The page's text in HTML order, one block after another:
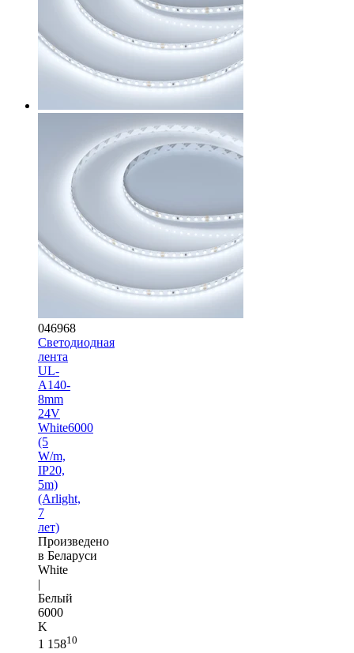
046968
Светодиодная
лента
UL-
A140-
8mm
24V
White6000
(5
W/m,
IP20,
5m)
(Arlight,
7
лет)
Произведено
в Беларуси
White
|
Белый
6000
K
1 15810